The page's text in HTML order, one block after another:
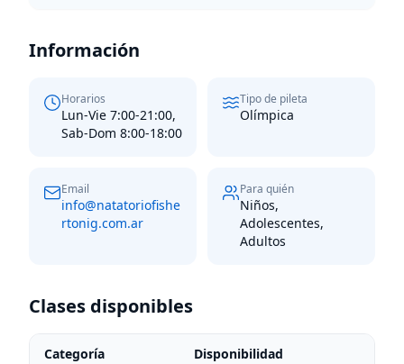
Información
Horarios
Lun-Vie 7:00-21:00,
Sab-Dom 8:00-18:00
Tipo de pileta
Olímpica
Email
info@natatoriofishe
rtonig.com.ar
Para quién
Niños,
Adolescentes,
Adultos
Clases disponibles
Categoría Disponibilidad